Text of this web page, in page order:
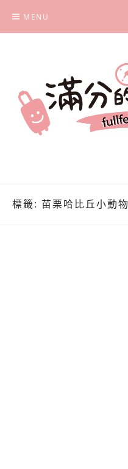
content
MENU
標籤: 苗栗哈比丘小動物